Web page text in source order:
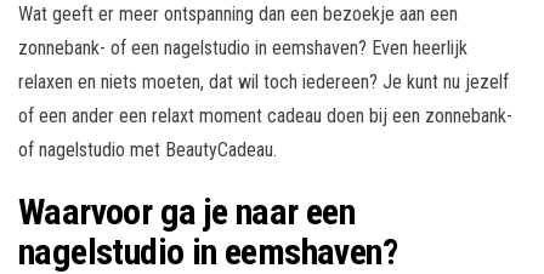
Wat geeft er meer ontspanning dan een bezoekje aan een
zonnebank- of een nagelstudio in eemshaven? Even heerlijk
relaxen en niets moeten, dat wil toch iedereen? Je kunt nu jezelf
of een ander een relaxt moment cadeau doen bij een zonnebank-
of nagelstudio met BeautyCadeau.
Waarvoor ga je naar een
nagelstudio in eemshaven?